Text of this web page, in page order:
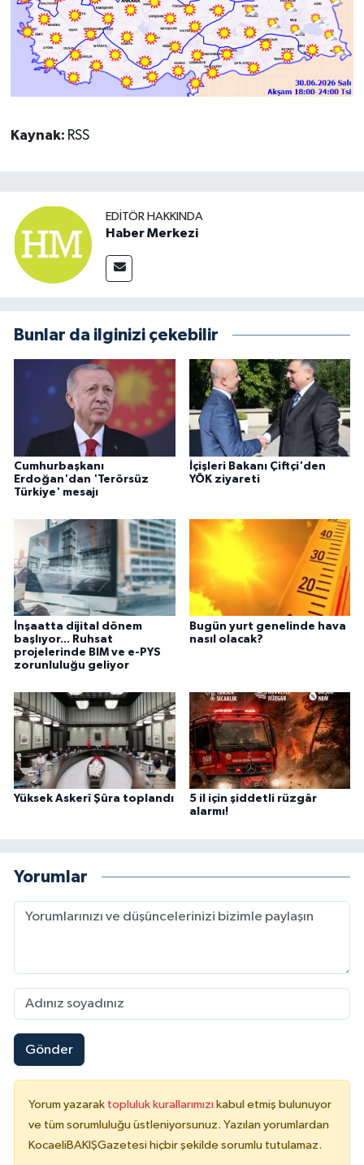
Kaynak: RSS
EDITÖR HAKKINDA
Haber Merkezi
Bunlar da ilginizi çekebilir
Cumhurbaşkanı
Erdoğan'dan 'Terörsüz
Türkiye' mesajı
İçişleri Bakanı Çiftçi'den
YÖK ziyareti
İnşaatta dijital dönem
başlıyor... Ruhsat
projelerinde BIM ve e-PYS
zorunluluğu geliyor
Bugün yurt genelinde hava
nasıl olacak?
Yüksek Askerî Şûra toplandı
5 il için şiddetli rüzgâr
alarmı!
Yorumlar
Gönder
Yorum yazarak topluluk kurallarımızı kabul etmiş bulunuyor
ve tüm sorumluluğu üstleniyorsunuz. Yazılan yorumlardan
KocaeliBAKIŞGazetesi hiçbir şekilde sorumlu tutulamaz.